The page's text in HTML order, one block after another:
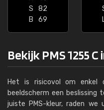
S
82
B
69
Bekijk PMS 1255
Het is risicovol om enkel
beeldscherm een beslissing
juiste PMS-kleur, raden